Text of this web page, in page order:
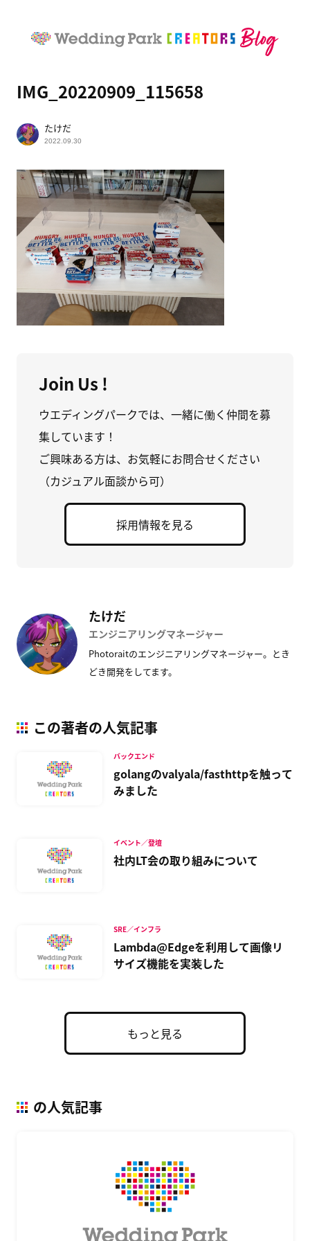
IMG_20220909_115658
たけだ
2022.09.30
Join Us !
ウエディングパークでは、一緒に働く仲間を募
集しています！
ご興味ある方は、お気軽にお問合せください
（カジュアル面談から可）
採用情報を見る
たけだ
エンジニアリングマネージャー
Photoraitのエンジニアリングマネージャー。とき
どき開発をしてます。
この著者の人気記事
golangのvalyala/fasthttpを触って
みました
バックエンド
社内LT会の取り組みについて
イベント／登壇
Lambda@Edgeを利用して画像リ
サイズ機能を実装した
SRE／インフラ
もっと見る
の人気記事